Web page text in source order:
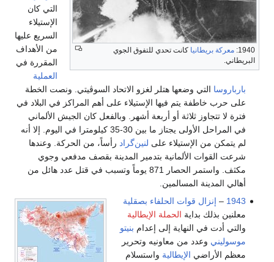
1940: معركة بريطانيا كانت تحدي للتفوق الجوي
البريطاني.
التي كان
الإستيلاء
السريع عليها
من الأهداف
المقررة في
العملية
بارباروسا التي وضعها هتلر لغزو الاتحاد السوڤيتي. ونصت الخطة
على حرب خاطفة يتم فيها الإستيلاء على أهم المراكز في البلاد في
فترة لا تتجاوز ثلاثة أو أربعة أشهر. وبالفعل كان الجيش الألماني
في المراحل الأولى يجتاز ما بين 30-35 كيلومترا في اليوم. إلا أنه
لم يتمكن من الإستيلاء على لنين‌گراد رأساً، من الحركة. وعندها
شرعت القوات الألمانية بتدمير المدينة بقصف مدفعي وجوي
مكثف. واستمر الحصار 871 يوماً وتسبب في قتل عدد هائل من
أهالي المدينة المسالمين.
1943
– إنزال قوات الحلفاء بصقلية
معلنين بذلك بداية الحملة الإيطالية
والتي أدت في النهاية إلى إعدام بنيتو
موسوليني وعدد من معاونيه وتحرير
معظم الأراضي الإيطالية واستسلام